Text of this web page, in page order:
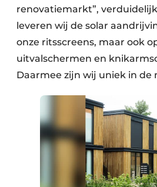
renovatiemarkt”,
leveren wij de solar
onze ritsscreens, maar ook
uitvalschermen en
Daarmee zijn wij uniek in de